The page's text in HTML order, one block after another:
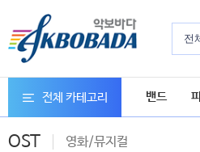
전
전체 카테고리 밴드
OST 영화/뮤지컬